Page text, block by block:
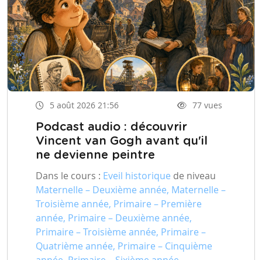
5 août 2026 21:56 77 vues
Podcast audio : découvrir
Vincent van Gogh avant qu'il
ne devienne peintre
Dans le cours : Eveil historique de niveau
Maternelle – Deuxième année, Maternelle –
Troisième année, Primaire – Première
année, Primaire – Deuxième année,
Primaire – Troisième année, Primaire –
Quatrième année, Primaire – Cinquième